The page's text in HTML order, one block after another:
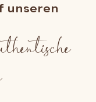
unseren